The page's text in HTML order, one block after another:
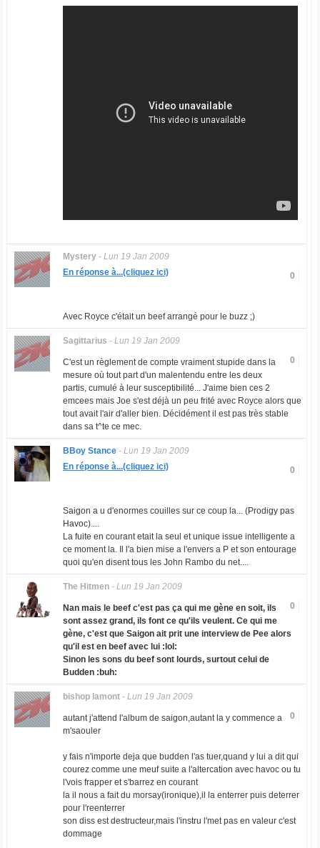
Mystery- Lun 19 Jan 2009
0
En réponse à...(cliquez ici)
Avec Royce c'était un beef arrangé pour le buzz ;)
Sagittarius - Lun 19 Jan 2009
0
C'est un règlement de compte vraiment stupide dans la
mesure où tout part d'un malentendu entre les deux
partis, cumulé à leur susceptibilité... J'aime bien ces 2
emcees mais Joe s'est déjà un peu frité avec Royce alors que
tout avait l'air d'aller bien. Décidément il est pas très stable
dans sa t^te ce mec.
BBoy Stance- Lun 19 Jan 2009
0
En réponse à...(cliquez ici)
Saigon a u d'enormes couilles sur ce coup la... (Prodigy pas
Havoc)....
La fuite en courant etait la seul et unique issue intelligente a
ce moment la. Il l'a bien mise a l'envers a P et son entourage
quoi qu'en disent tous les John Rambo du net....
The Hitmen- Lun 19 Jan 2009
0
Nan mais le beef c'est pas ça qui me gène en soit, ils
sont assez grand, ils font ce qu'ils veulent. Ce qui me
gène, c'est que Saigon ait prit une interview de Pee alors
qu'il est en beef avec lui :lol:
Sinon les sons du beef sont lourds, surtout celui de
Budden :buh:
bishop lamont- Lun 19 Jan 2009
0
autant j'attend l'album de saigon,autant la y commence a
m'saouler
y fais n'importe deja que budden l'as tuer,quand y lui a dit qui
courez comme une meuf suite a l'altercation avec havoc ou tu
l'vois frapper et s'barrez en courant
la il nous a fait du morsay(ironique),il la enterrer puis deterrer
pour l'reenterrer
son diss est destructeur,mais l'instru l'met pas en valeur c'est
dommage